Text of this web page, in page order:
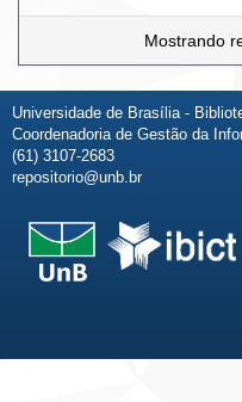
Mostrando
Universidade de Brasília -
Coordenadoria de Gestão da
(61) 3107-2683
repositorio@unb.br